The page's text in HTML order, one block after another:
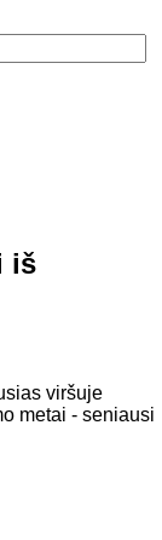
iš
viršuje
metai - seniausi